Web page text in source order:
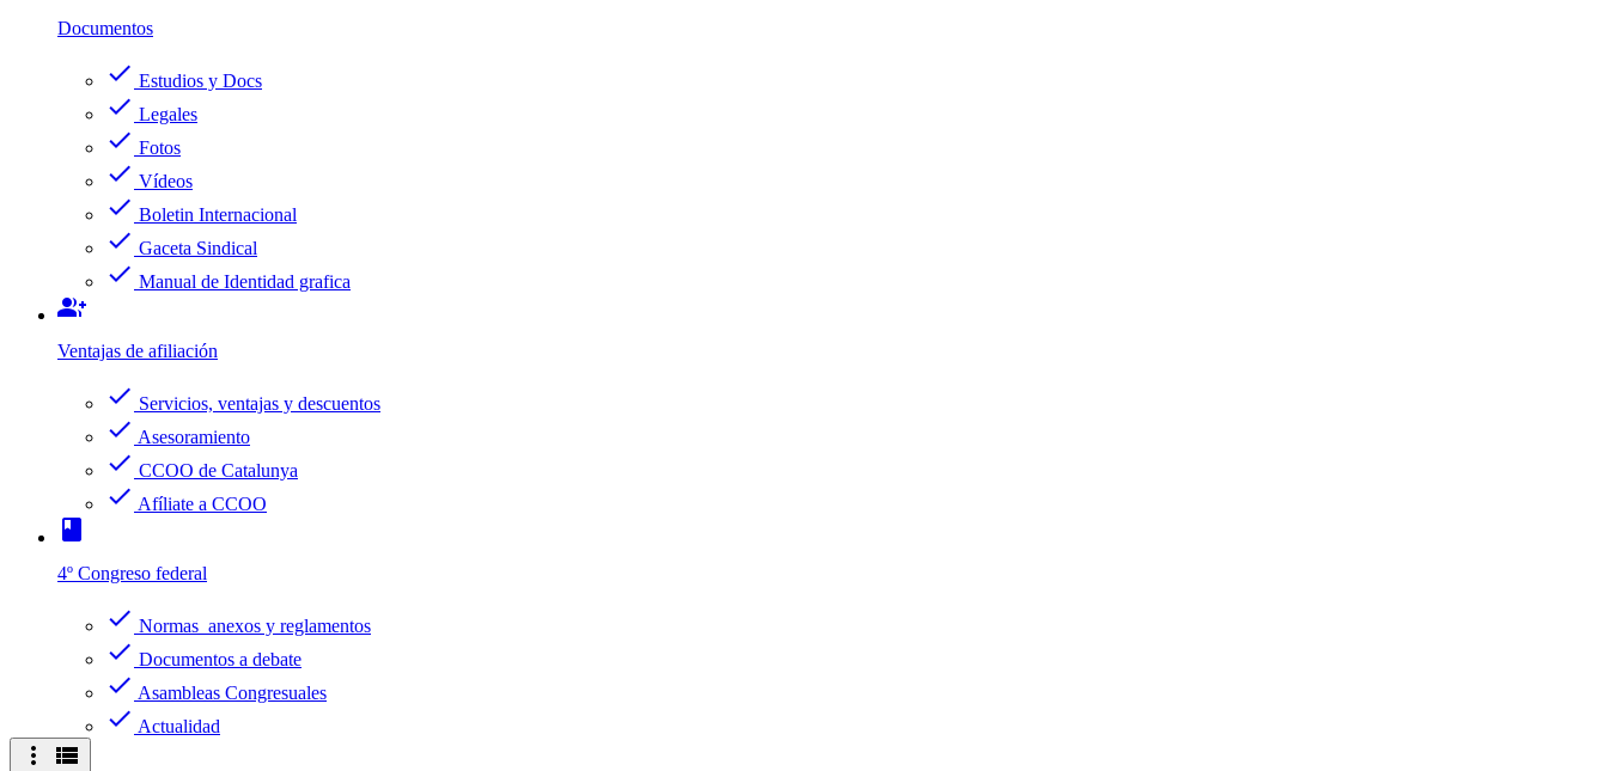
Documentos
check Estudios y Docs
check Legales
check Fotos
check Vídeos
check Boletin Internacional
check Gaceta Sindical
check Manual de Identidad grafica
group_add
Ventajas de afiliación
check Servicios, ventajas y descuentos
check Asesoramiento
check CCOO de Catalunya
check Afíliate a CCOO
book
4º Congreso federal
check Normas anexos y reglamentos
check Documentos a debate
check Asambleas Congresuales
check Actualidad
more_vert view_list